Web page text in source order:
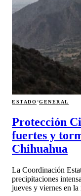
ESTADO·GENERAL
Protección
fuertes y
Chihuahua
La Coordinación
precipitaciones
jueves y viernes en la